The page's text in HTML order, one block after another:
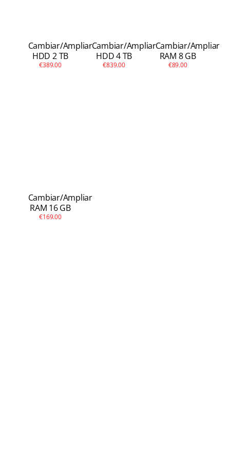
Cambiar/Ampliar
HDD 2 TB
€389.00
Cambiar/Ampliar
HDD 4 TB
€839.00
Cambiar/Ampliar
RAM 8 GB
€89.00
Cambiar/Ampliar
RAM 16 GB
€169.00